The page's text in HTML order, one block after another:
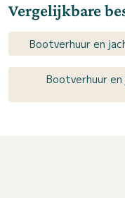
Vergelijkbare
Bootverhuur en
Bootverhuur